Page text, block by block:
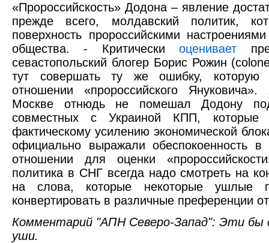
«Пророссийскость» Додона – явление
прежде всего, молдавский политик,
поверхность пророссийскими
общества. - Критическиоценивает
севастопольский блогер Борис Рожин
тут совершать ту же ошибку,
отношении «пророссийского
Москве отнюдь не помешал Додону
совместных с Украиной КПП, которые
фактическому усилению экономической
официально выражали обеспокоенность
отношении для оценки
политика в СНГ всегда надо смотреть на
на слова, которые некоторые ушлые
конвертировать в различные преференции
Комментарий "АПН Северо-Запад": Эти бы
уши.